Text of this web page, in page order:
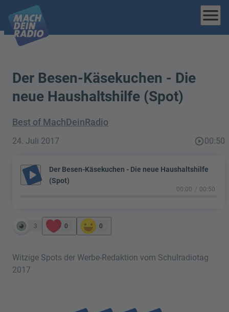
menu
Der Besen-Käsekuchen - Die
neue Haushaltshilfe (Spot)
Best of MachDeinRadio
24. Juli 2017 play_circle_outline00:50
play_arrow
Der Besen-Käsekuchen - Die neue Haushaltshilfe
(Spot)
00:00 00:50
3 0 0
Witzige Spots der Werbe-Redaktion vom Schulradiotag
2017